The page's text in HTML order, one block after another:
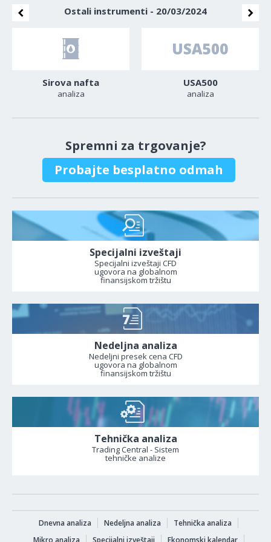
Ostali instrumenti - 20/03/2024
Sirova nafta
analiza
USA500
analiza
Spremni za trgovanje?
Probajte besplatno odmah
Specijalni izveštaji
Specijalni izveštaji CFD
ugovora na globalnom
finansijskom tržištu
Nedeljna analiza
Nedeljni presek cena CFD
ugovora na globalnom
finansijskom tržištu
Tehnička analiza
Trading Central - Sistem
tehničke analize
Dnevna analiza Nedeljna analiza
Tehnička analiza
Mikro analiza
Specijalni izveštaji Ekonomski kalendar